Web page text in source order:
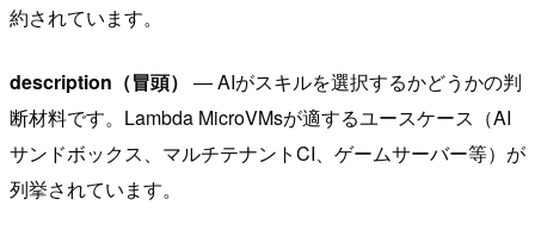
約されています。
description（冒頭） — AIがスキルを選択するかどうかの判
断材料です。Lambda MicroVMsが適するユースケース（AI
サンドボックス、マルチテナントCI、ゲームサーバー等）が
列挙されています。